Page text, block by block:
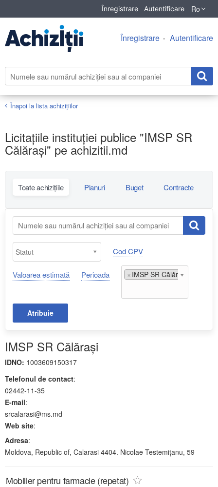
Înregistrare Autentificare Ro
Înregistrare Autentificare
Înapoi la lista achiziţiilor
Licitațiile instituției publice "IMSP SR
Călăraşi" pe achizitii.md
Toate achizițiile Planuri Buget Contracte
Cod CPV
Valoarea estimată Perioada × IMSP SR Călăraşi;
Atribuie
IMSP SR Călăraşi
IDNO: 1003609150317
Telefonul de contact:
02442-11-35
E-mail:
srcalarasi@ms.md
Web site:
Adresa:
Moldova, Republic of, Calarasi 4404. Nicolae Testemiţanu, 59
Mobilier pentru farmacie (repetat)